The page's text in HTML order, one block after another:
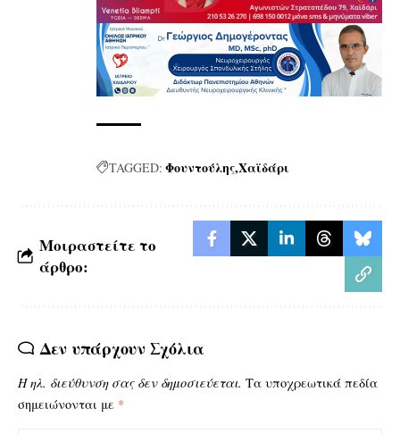
TAGGED: ΦουντούληςΧαϊδάρι
Μοιραστείτε το
άρθρο:
Δεν υπάρχουν Σχόλια
Η ηλ. διεύθυνση σας δεν δημοσιεύεται. Τα υποχρεωτικά πεδία
σημειώνονται με *